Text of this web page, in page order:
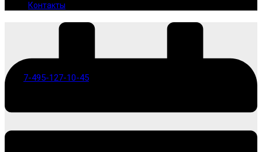
7-495-127-10-45
Контакты